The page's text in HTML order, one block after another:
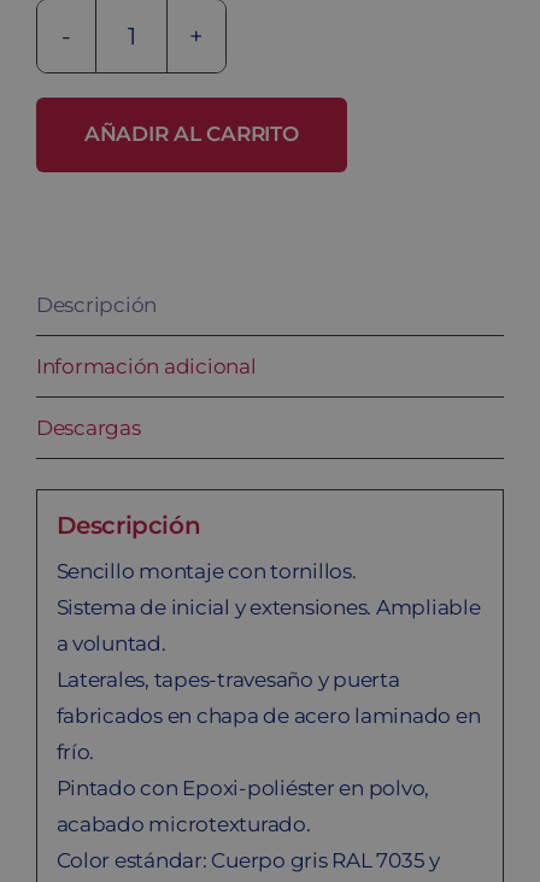
Taquilla
ECOV-
AÑADIR AL CARRITO
Descripción
Información adicional
Descargas
Descripción
Sencillo montaje con tornillos.
Sistema de inicial y extensiones. Ampliable
a voluntad.
Laterales, tapes-travesaño y puerta
fabricados en chapa de acero laminado en
frío.
Pintado con Epoxi-poliéster en polvo,
acabado microtexturado.
Color estándar: Cuerpo gris RAL 7035 y